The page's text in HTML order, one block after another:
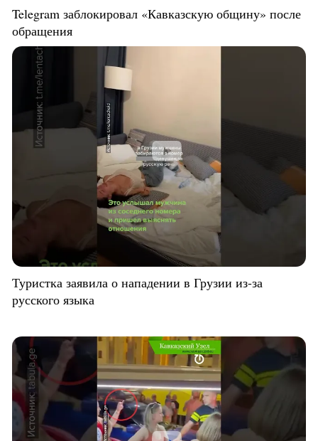
Telegram заблокировал «Кавказскую общину» после
обращения
Туристка заявила о нападении в Грузии из-за
русского языка